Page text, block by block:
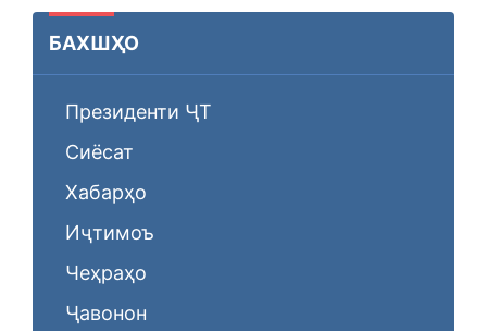
БАХШҲО
Президенти ҶТ
Сиёсат
Хабарҳо
Иҷтимоъ
Чеҳраҳо
Ҷавонон